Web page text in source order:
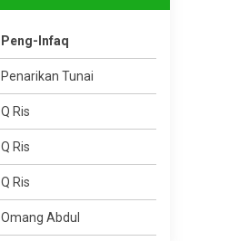
Peng-Infaq
Penarikan Tunai
Q Ris
Q Ris
Q Ris
Omang Abdul